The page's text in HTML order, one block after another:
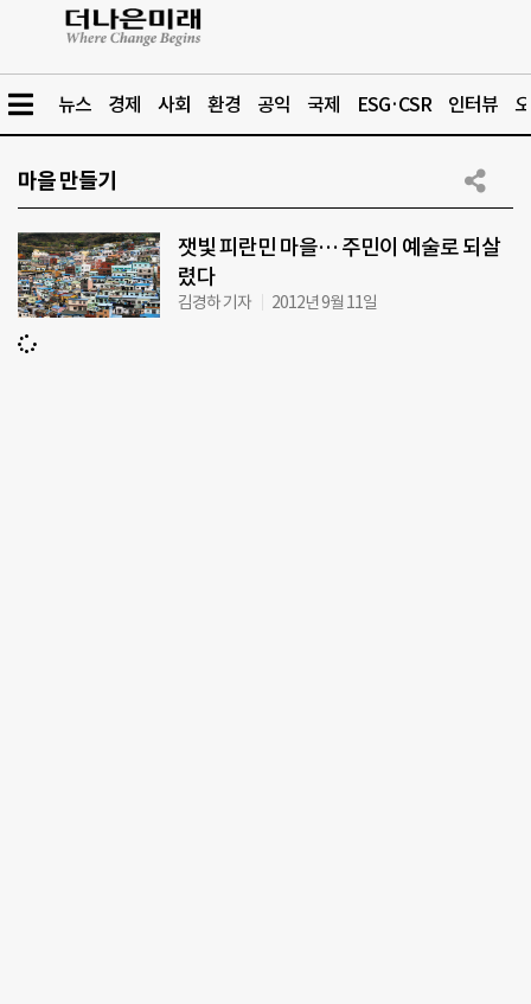
뉴스 경제 사회 환경 공익 국제 ESG·CSR 인터뷰
마을 만들기
잿빛 피란민 마을… 주민이 예술로 되살
렸다
김경하 기자 2012년 9월 11일